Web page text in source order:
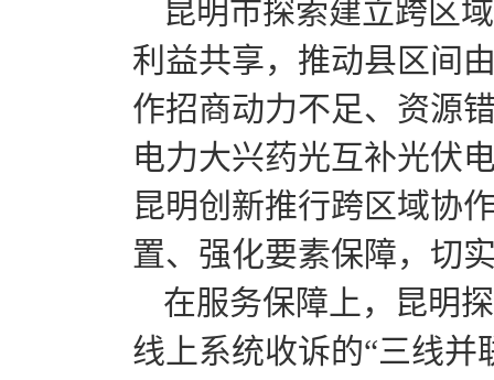
昆明市探索建立跨区
利益共享，推动县区间
作招商动力不足、资源
电力大兴药光互补光伏
昆明创新推行跨区域协
置、强化要素保障，切
在服务保障上，昆明
线上系统收诉的“三线并